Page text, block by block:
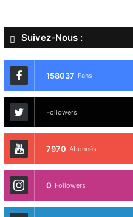
Suivez-Nous :
158037 Fans
Followers
7970 Abonnés
0 Followers